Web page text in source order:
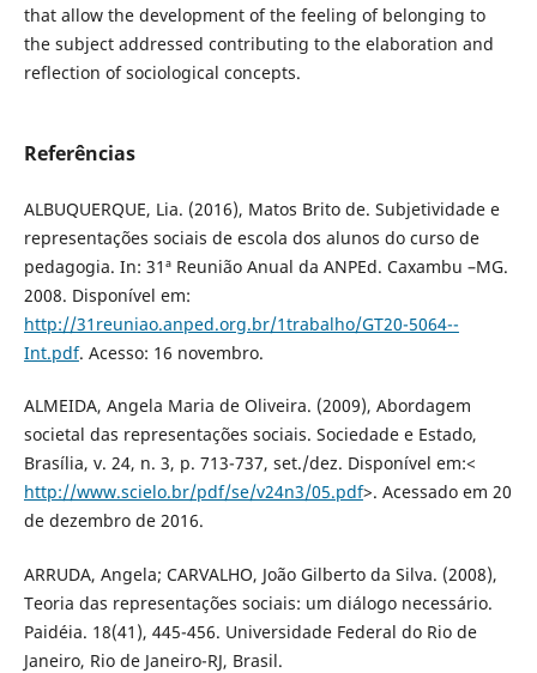
that allow the development of the feeling of belonging to
the subject addressed contributing to the elaboration and
reflection of sociological concepts.
Referências
ALBUQUERQUE, Lia. (2016), Matos Brito de. Subjetividade e
representações sociais de escola dos alunos do curso de
pedagogia. In: 31ª Reunião Anual da ANPEd. Caxambu –MG.
2008. Disponível em:
http://31reuniao.anped.org.br/1trabalho/GT20-5064--
Int.pdf. Acesso: 16 novembro.
ALMEIDA, Angela Maria de Oliveira. (2009), Abordagem
societal das representações sociais. Sociedade e Estado,
Brasília, v. 24, n. 3, p. 713-737, set./dez. Disponível em:<
http://www.scielo.br/pdf/se/v24n3/05.pdf>. Acessado em 20
de dezembro de 2016.
ARRUDA, Angela; CARVALHO, João Gilberto da Silva. (2008),
Teoria das representações sociais: um diálogo necessário.
Paidéia. 18(41), 445-456. Universidade Federal do Rio de
Janeiro, Rio de Janeiro-RJ, Brasil.